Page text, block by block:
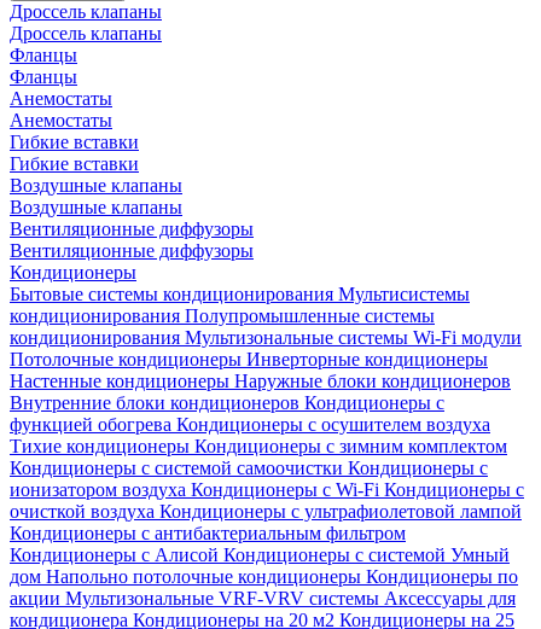
Дроссель клапаны
Дроссель клапаны
Фланцы
Фланцы
Анемостаты
Анемостаты
Гибкие вставки
Гибкие вставки
Воздушные клапаны
Воздушные клапаны
Вентиляционные диффузоры
Вентиляционные диффузоры
Кондиционеры
Бытовые системы кондиционирования Мультисистемы
кондиционирования Полупромышленные системы
кондиционирования Мультизональные системы Wi-Fi модули
Потолочные кондиционеры Инверторные кондиционеры
Настенные кондиционеры Наружные блоки кондиционеров
Внутренние блоки кондиционеров Кондиционеры с
функцией обогрева Кондиционеры с осушителем воздуха
Тихие кондиционеры Кондиционеры с зимним комплектом
Кондиционеры с системой самоочистки Кондиционеры с
ионизатором воздуха Кондиционеры с Wi-Fi Кондиционеры с
очисткой воздуха Кондиционеры с ультрафиолетовой лампой
Кондиционеры с антибактериальным фильтром
Кондиционеры с Алисой Кондиционеры с системой Умный
дом Напольно потолочные кондиционеры Кондиционеры по
акции Мультизональные VRF-VRV системы Аксессуары для
кондиционера Кондиционеры на 20 м2 Кондиционеры на 25